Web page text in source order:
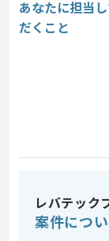
あなたに担当
だくこと
レバテック
案件につ